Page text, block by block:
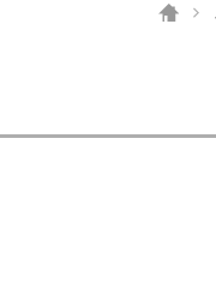
ホーム